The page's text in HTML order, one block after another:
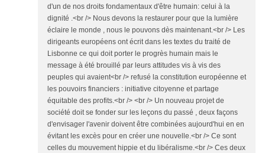
d'un de nos droits fondamentaux d'être humain: celui à la
dignité .<br /> Nous devons la restaurer pour que la lumière
éclaire le monde , nous le pouvons dès maintenant.<br /> Les
dirigeants européens ont écrit dans les textes du traité de
Lisbonne ce qui doit porter le progrès humain mais le
message à été brouillé par leurs attitudes vis à vis des
peuples qui avaient<br /> refusé la constitution européenne et
les pouvoirs financiers : initiative citoyenne et partage
équitable des profits.<br /> <br /> Un nouveau projet de
société doit se fonder sur les leçons du passé , deux façons
d'envisager l'avenir doivent être combinées aujourd'hui en en
évitant les excès pour en créer une nouvelle.<br /> Ce sont
celles du mouvement hippie et du libéralisme.<br /> Ces deux